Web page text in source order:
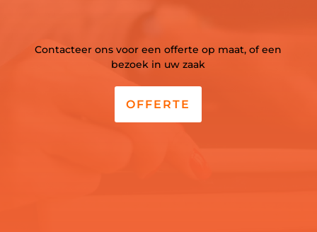
Contacteer ons voor een offerte op maat, of een
bezoek in uw zaak
OFFERTE